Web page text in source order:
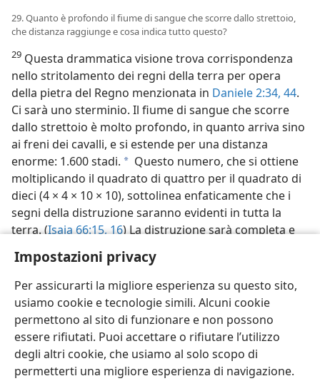
Impostazioni privacy
Per assicurarti la migliore esperienza su questo sito,
usiamo cookie e tecnologie simili. Alcuni cookie
permettono al sito di funzionare e non possono
essere rifiutati. Puoi accettare o rifiutare l’utilizzo
degli altri cookie, che usiamo al solo scopo di
permetterti una migliore esperienza di navigazione.
29. Quanto è profondo il fiume di sangue che scorre dallo strettoio,
che distanza raggiunge e cosa indica tutto questo?
29 Questa drammatica visione trova corrispondenza
nello stritolamento dei regni della terra per opera
della pietra del Regno menzionata in Daniele 2:34, 44.
Ci sarà uno sterminio. Il fiume di sangue che scorre
dallo strettoio è molto profondo, in quanto arriva sino
ai freni dei cavalli, e si estende per una distanza
enorme: 1.600 stadi. a Questo numero, che si ottiene
moltiplicando il quadrato di quattro per il quadrato di
dieci (4 × 4 × 10 × 10), sottolinea enfaticamente che i
segni della distruzione saranno evidenti in tutta la
terra. (Isaia 66:15, 16) La distruzione sarà completa e
terra rimetterà radice! —Salmo 83:17, 18
Italiano Impostazioni
Copyright© 2026 Watch Tower Bible and Tract Society of Pennsylvania